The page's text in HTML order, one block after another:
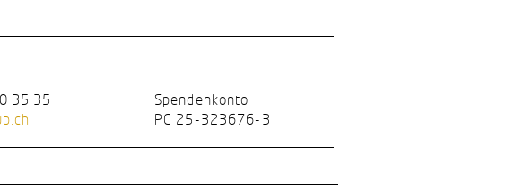
35 35
Spendenkonto
PC 25-323676-3